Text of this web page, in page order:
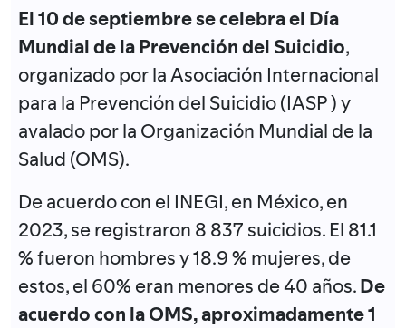
El 10 de septiembre se celebra el Día
Mundial de la Prevención del Suicidio,
organizado por la Asociación Internacional
para la Prevención del Suicidio (IASP ) y
avalado por la Organización Mundial de la
Salud (OMS).
De acuerdo con el INEGI, en México, en
2023, se registraron 8 837 suicidios. El 81.1
% fueron hombres y 18.9 % mujeres, de
estos, el 60% eran menores de 40 años.De
acuerdo con la OMS, aproximadamente 1